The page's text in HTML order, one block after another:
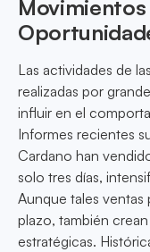
Movimientos
Las actividades de
realizadas por
influir en el
Informes recientes
Cardano han
solo tres días,
Aunque tales
plazo, también
estratégicas.